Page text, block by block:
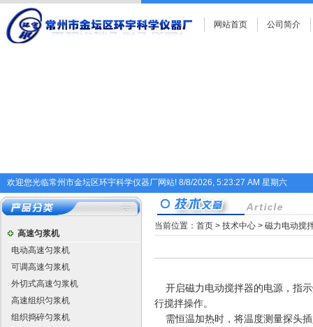
网站首页 公司简介
欢迎您光临常州市金坛区环宇科学仪器厂网站! 8/8/2026, 5:23:27 AM 星期六
高速匀浆机
电动高速匀浆机
可调高速匀浆机
外切式高速匀浆机
高速组织匀浆机
组织捣碎匀浆机
当前位置： 首页 > 技术中心 > 磁力电动搅
开启磁力 电动搅拌器的电源，指
行搅拌操作。
需恒温加热时，将温度测量探头